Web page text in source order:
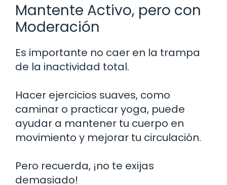
Mantente Activo, pero con
Moderación
Es importante no caer en la trampa
de la inactividad total.
Hacer ejercicios suaves, como
caminar o practicar yoga, puede
ayudar a mantener tu cuerpo en
movimiento y mejorar tu circulación.
Pero recuerda, ¡no te exijas
demasiado!